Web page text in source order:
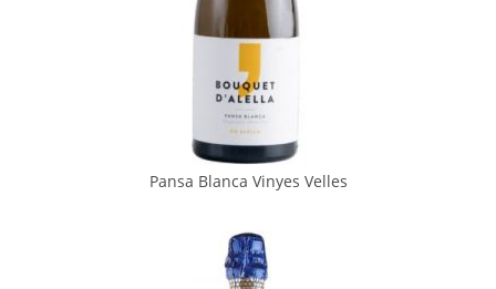
Pansa Blanca Vinyes Velles